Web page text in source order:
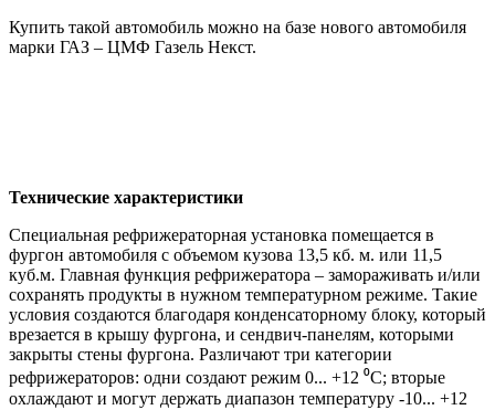
Купить такой автомобиль можно на базе нового автомобиля
марки ГАЗ – ЦМФ Газель Некст.
Технические характеристики
Специальная рефрижераторная установка помещается в
фургон автомобиля с объемом кузова 13,5 кб. м. или 11,5
куб.м. Главная функция рефрижератора – замораживать и/или
сохранять продукты в нужном температурном режиме. Такие
условия создаются благодаря конденсаторному блоку, который
врезается в крышу фургона, и сендвич-панелям, которыми
закрыты стены фургона. Различают три категории
рефрижераторов: одни создают режим 0... +12 ⁰С; вторые
охлаждают и могут держать диапазон температуру -10... +12